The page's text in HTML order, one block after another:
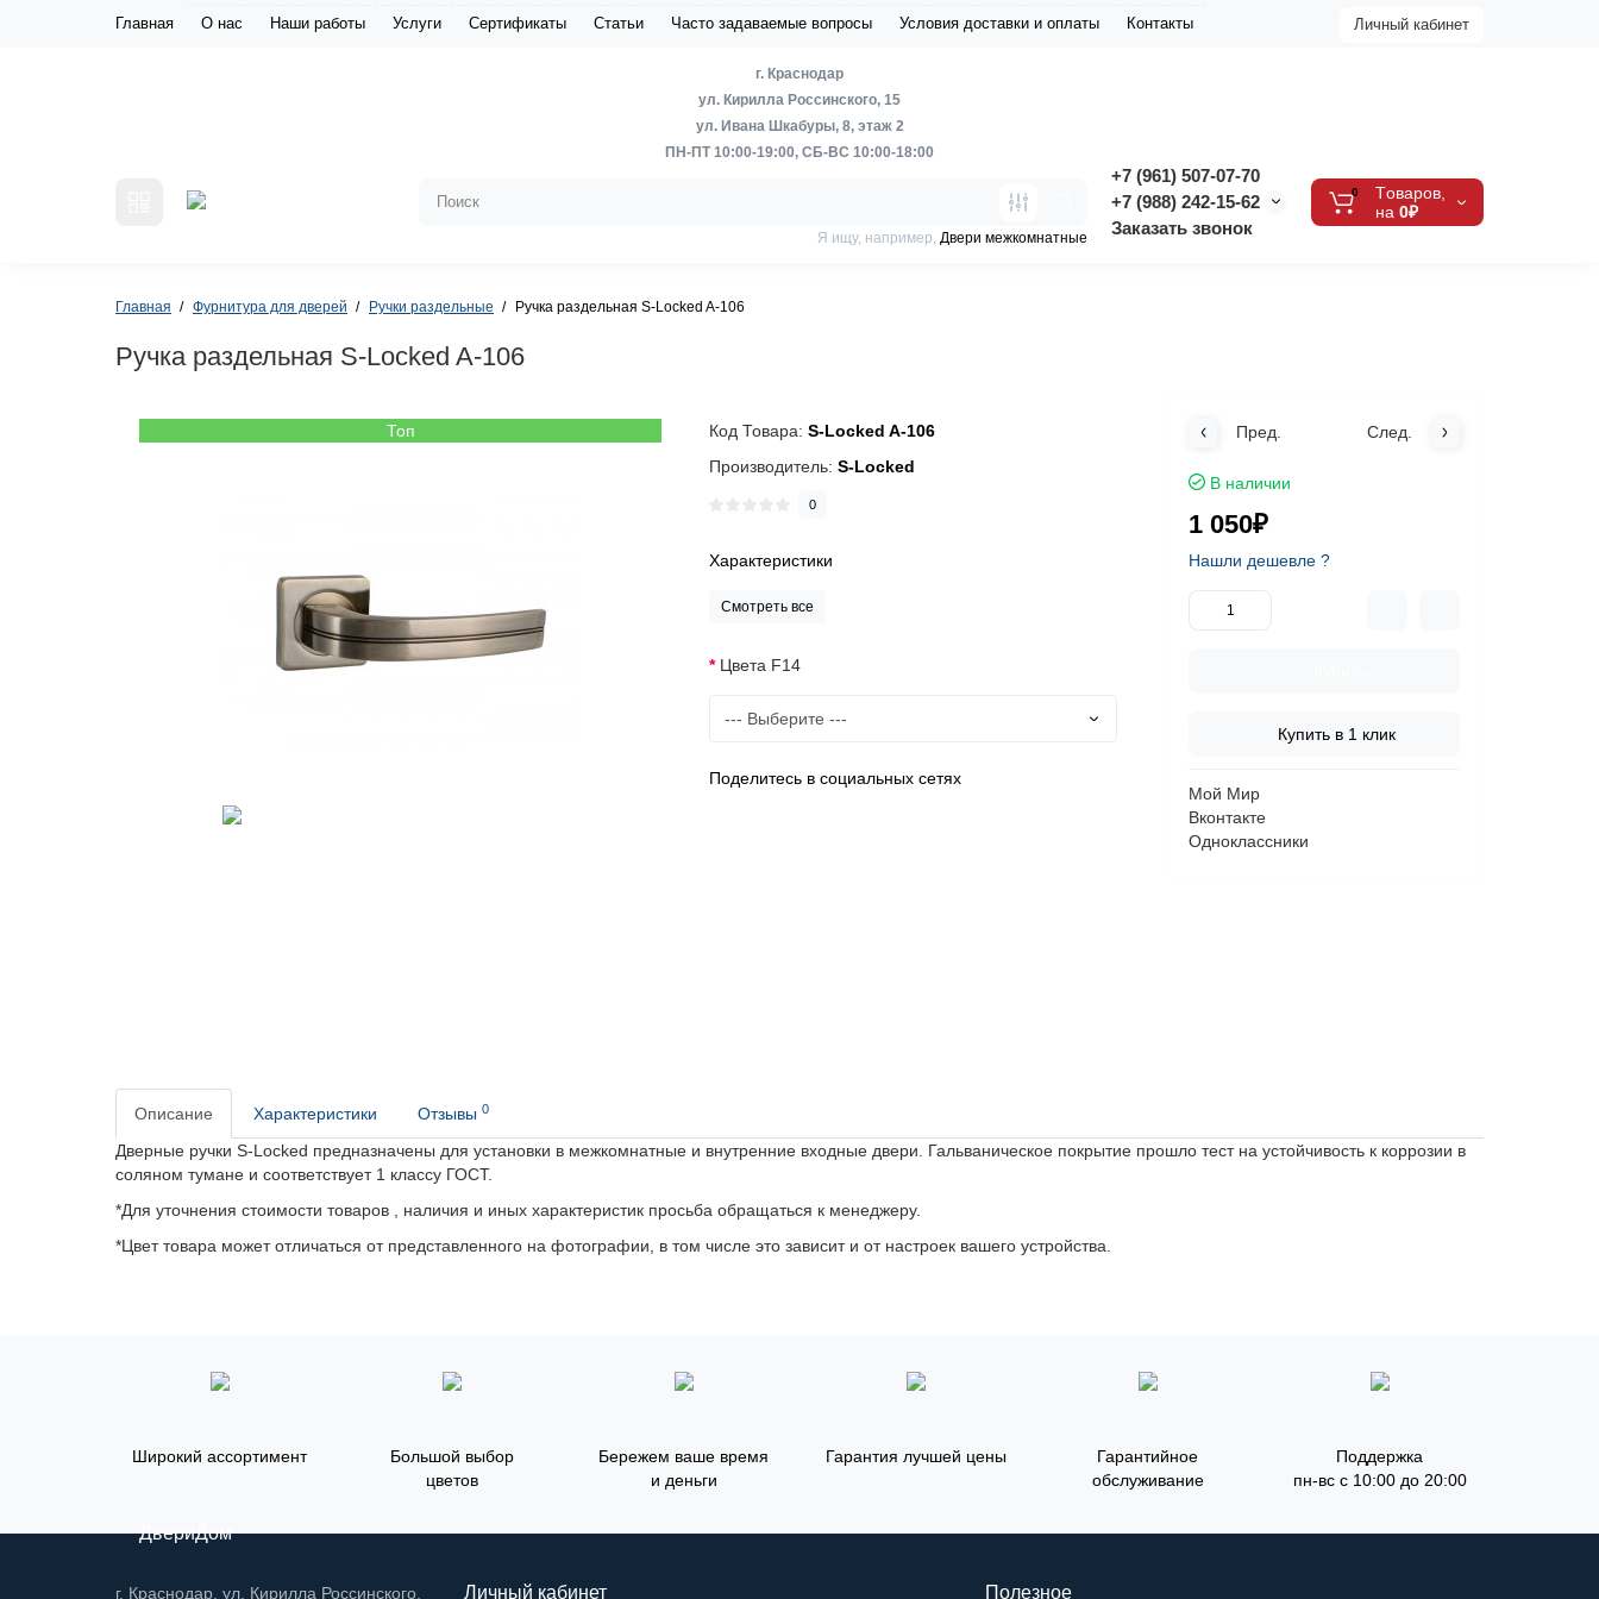
Главная О нас Наши работы Услуги Сертификаты Статьи Часто задаваемые вопросы Условия доставки и оплаты Контакты Личный кабинет
г. Краснодар
ул. Кирилла Россинского, 15
ул. Ивана Шкабуры, 8, этаж 2
ПН-ПТ 10:00-19:00, СБ-ВС 10:00-18:00
+7 (961) 507-07-70
+7 (988) 242-15-62
Заказать звонок
Я ищу, например, Двери межкомнатные
0
Tоваров,
на 0₽
Главная Фурнитура для дверей Ручки раздельные Ручка раздельная S-Locked A-106
Ручка раздельная S-Locked A-106
Топ Код Товара:S-Locked A-106
Производитель:S-Locked
0
Характеристики
Смотреть все
Цвета F14
Поделитесь в социальных сетях
Пред. След.
В наличии
1 050₽
Нашли дешевле ?
Купить в 1 клик
Мой Мир
Вконтакте
Одноклассники
Описание Характеристики Отзывы 0
Дверные ручки S-Locked предназначены для установки в межкомнатные и внутренние входные двери. Гальваническое покрытие прошло тест на устойчивость к коррозии в
соляном тумане и соответствует 1 классу ГОСТ.
*Для уточнения стоимости товаров , наличия и иных характеристик просьба обращаться к менеджеру.
*Цвет товара может отличаться от представленного на фотографии, в том числе это зависит и от настроек вашего устройства.
Широкий ассортимент
Большой выбор
цветов
Бережем ваше время
и деньги
Гарантия лучшей цены
Гарантийное
обслуживание
Поддержка
пн-вс с 10:00 до 20:00
ДвериДом
г. Краснодар, ул. Кирилла Россинского, Личный кабинет Полезное